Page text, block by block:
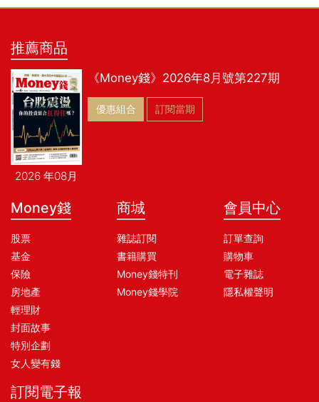
推薦商品
2026 年08月
《Money錢》2026年8月號第227期
優惠組合 訂閱當期
Money錢
股票
基金
保險
房地產
輕理財
封面故事
特別企劃
女人變有錢
商城
雜誌訂閱
書籍購買
Money錢特刊
Money錢學院
會員中心
訂單查詢
購物車
電子雜誌
隱私權聲明
訂閱電子報